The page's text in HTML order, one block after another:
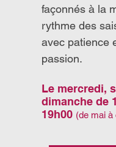
façonnés à la
rythme des
avec patience
passion.
Le mercredi,
dimanche de
19h00 (de mai à